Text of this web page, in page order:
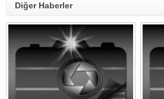
Diğer Haberler